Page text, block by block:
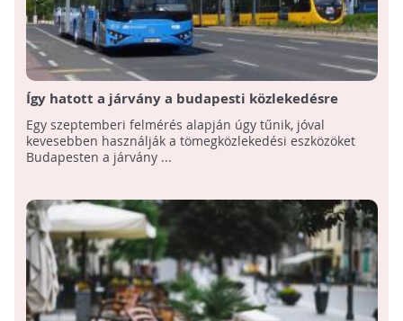
Így hatott a járvány a budapesti közlekedésre
Egy szeptemberi felmérés alapján úgy tűnik, jóval
kevesebben használják a tömegközlekedési eszközöket
Budapesten a járvány ...